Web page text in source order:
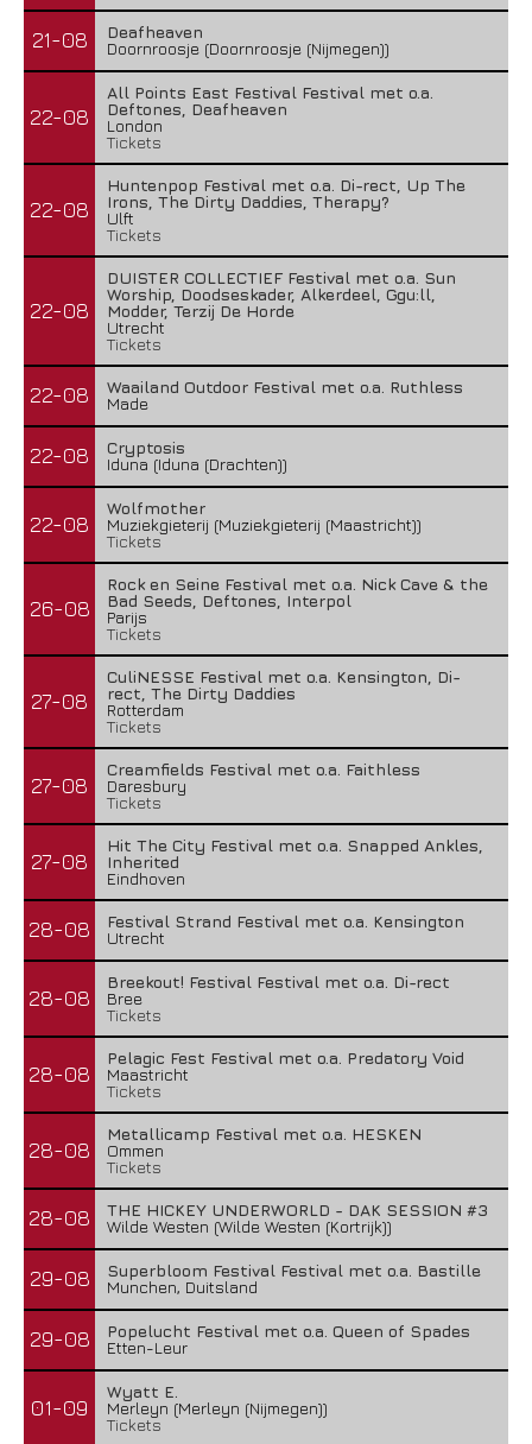
21-08
Deafheaven
Doornroosje (Doornroosje (Nijmegen))
22-08
All Points East Festival Festival met o.a.
Deftones, Deafheaven
London
Tickets
22-08
Huntenpop Festival met o.a. Di-rect, Up The
Irons, The Dirty Daddies, Therapy?
Ulft
Tickets
22-08
DUISTER COLLECTIEF Festival met o.a. Sun
Worship, Doodseskader, Alkerdeel, Ggu:ll,
Modder, Terzij De Horde
Utrecht
Tickets
22-08
Waailand Outdoor Festival met o.a. Ruthless
Made
22-08
Cryptosis
Iduna (Iduna (Drachten))
22-08
Wolfmother
Muziekgieterij (Muziekgieterij (Maastricht))
Tickets
26-08
Rock en Seine Festival met o.a. Nick Cave & the
Bad Seeds, Deftones, Interpol
Parijs
Tickets
27-08
CuliNESSE Festival met o.a. Kensington, Di-
rect, The Dirty Daddies
Rotterdam
Tickets
27-08
Creamfields Festival met o.a. Faithless
Daresbury
Tickets
27-08
Hit The City Festival met o.a. Snapped Ankles,
Inherited
Eindhoven
28-08
Festival Strand Festival met o.a. Kensington
Utrecht
28-08
Breekout! Festival Festival met o.a. Di-rect
Bree
Tickets
28-08
Pelagic Fest Festival met o.a. Predatory Void
Maastricht
Tickets
28-08
Metallicamp Festival met o.a. HESKEN
Ommen
Tickets
28-08
THE HICKEY UNDERWORLD - DAK SESSION #3
Wilde Westen (Wilde Westen (Kortrijk))
29-08
Superbloom Festival Festival met o.a. Bastille
Munchen, Duitsland
29-08
Popelucht Festival met o.a. Queen of Spades
Etten-Leur
01-09
Wyatt E.
Merleyn (Merleyn (Nijmegen))
Tickets